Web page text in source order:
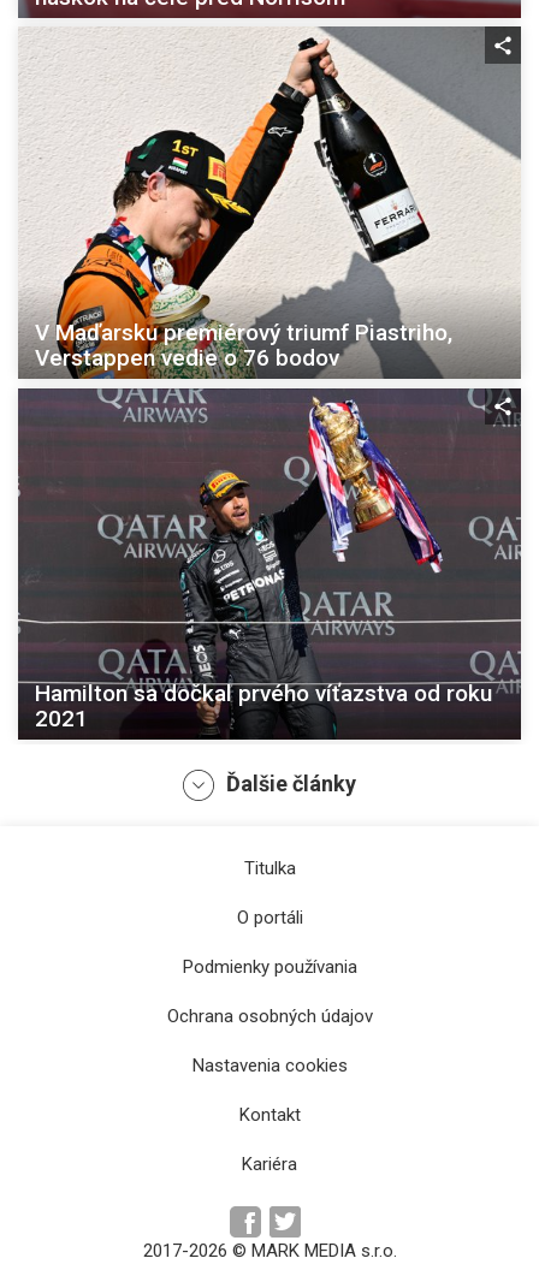
V Maďarsku premiérový triumf Piastriho,
Verstappen vedie o 76 bodov
Hamilton sa dočkal prvého víťazstva od roku
2021
Russell po triumfe v Rakúsku: "Tím odviedol
Ďalšie články
Titulka
O portáli
Podmienky používania
Ochrana osobných údajov
Nastavenia cookies
Kontakt
Kariéra
2017-2026 © MARK MEDIA s.r.o.